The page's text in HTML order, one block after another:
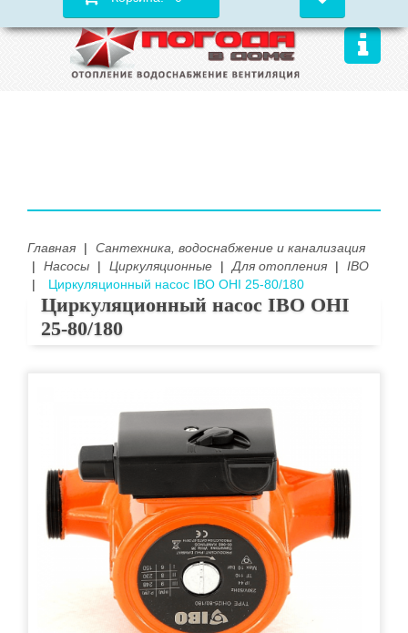
Главная |
Сантехника, водоснабжение и канализация
|
Насосы | Циркуляционные | Для отопления |
IBO
|
Циркуляционный насос IBO OHI 25-80/180
Циркуляционный насос IBO OHI
25-80/180